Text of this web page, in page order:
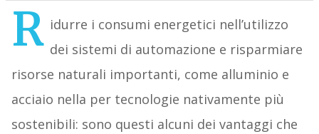
R idurre i consumi energetici nell’utilizzo
dei sistemi di automazione e risparmiare
risorse naturali importanti, come alluminio e
acciaio nella per tecnologie nativamente più
sostenibili: sono questi alcuni dei vantaggi che